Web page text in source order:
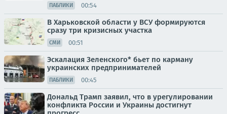
ПАБЛИКИ 00:54
В Харьковской области у ВСУ формируются
сразу три кризисных участка
СМИ 00:51
Эскалация Зеленского* бьет по карману
украинских предпринимателей
ПАБЛИКИ 00:45
Дональд Трамп заявил, что в урегулировании
конфликта России и Украины достигнут